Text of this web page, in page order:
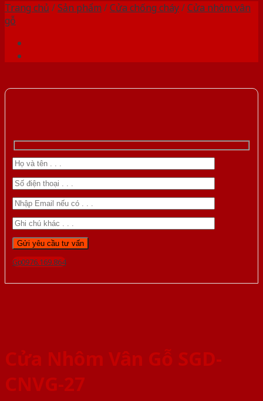
Trang chủ /Sản phẩm /Cửa chống cháy/Cửa nhôm vân
gỗ
Gọi 0976.169.864
Cửa Nhôm Vân Gỗ SGD-
CNVG-27